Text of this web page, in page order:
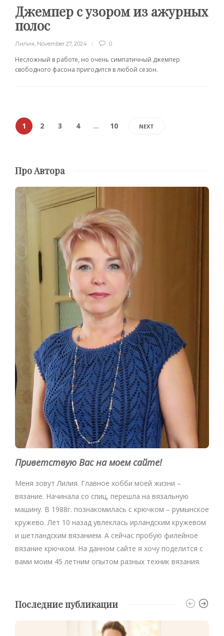
Джемпер с узором из ажурных
полос
Лилия, November 27, 2024 0
Несложный в работе, но очень симпатичный джемпер
свободного фасона пригодится в любой сезон.
1 2 3 4 … 10 NEXT
Про Автора
Приветствую Вас на моем сайте!
Меня зовут Лилия. Главное хобби моей жизни –
вязание. Начинала со спиц, перешла на вязальную
машину. В 1988г. познакомилась с крючком – румынское
кружево. Лет 10 назад увлеклась ирландским кружевом
и шетландским вязанием. А сейчас пробую филейное
вязание крючком. На данном сайте я хочу поделится с
вами моим 45 летним опытом разных техник вязания.
Последние публикации